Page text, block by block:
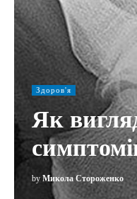
Здоров'я
Як
by Микола Стороженко